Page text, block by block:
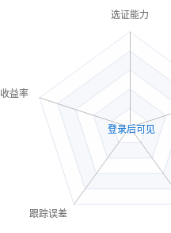
选证能力
收益率
跟踪误差
登录后可见